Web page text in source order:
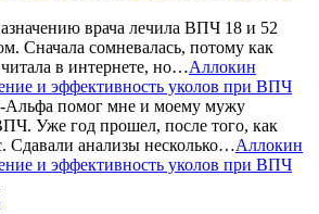
врача лечила ВПЧ 18 и 52
Сначала сомневалась, потому как
в интернете, но…Аллокин
и эффективность уколов при ВПЧ
Альфа помог мне и моему мужу
Уже год прошел, после того, как
Сдавали анализы несколько…Аллокин
и эффективность уколов при ВПЧ